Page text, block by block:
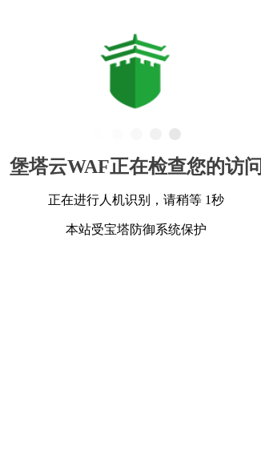
堡塔云WAF正在检查您的访问
正在进行人机识别，请稍等 1秒
本站受宝塔防御系统保护